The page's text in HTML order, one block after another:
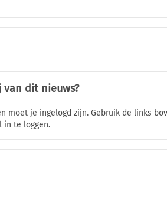
dit nieuws?
moet je ingelogd zijn. Gebruik de links
in te loggen.